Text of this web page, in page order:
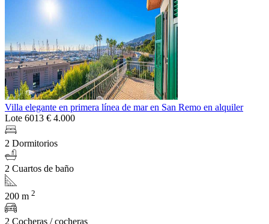
Villa elegante en primera línea de mar en San Remo en alquiler
Lote 6013 € 4.000
2 Dormitorios
2 Cuartos de baño
200 m 2
2 Cocheras / cocheras